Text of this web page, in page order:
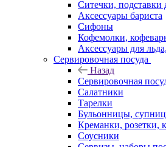
Ситечки, подставки
Аксессуары бариста
Сифоны
Кофемолки,
Аксессуары для
Сервировочная посуда
Назад
Сервировочная
Салатники
Тарелки
Бульонницы,
Креманки, розетки,
Соусники